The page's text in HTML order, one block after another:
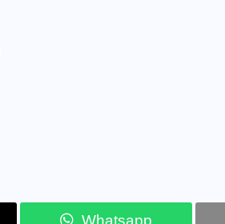
Whatsapp